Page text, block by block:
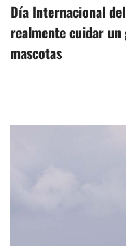
Día Internacional
realmente cuidar
mascotas